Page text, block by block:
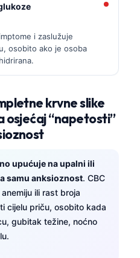
i zaslužuje
osobito ako je osoba
krvne slike
osjećaj “napetosti”
upućuje na upalni ili
samu anksioznost. CBC
ili rast broja
cijelu priču, osobito kada
gubitak težine, noćno